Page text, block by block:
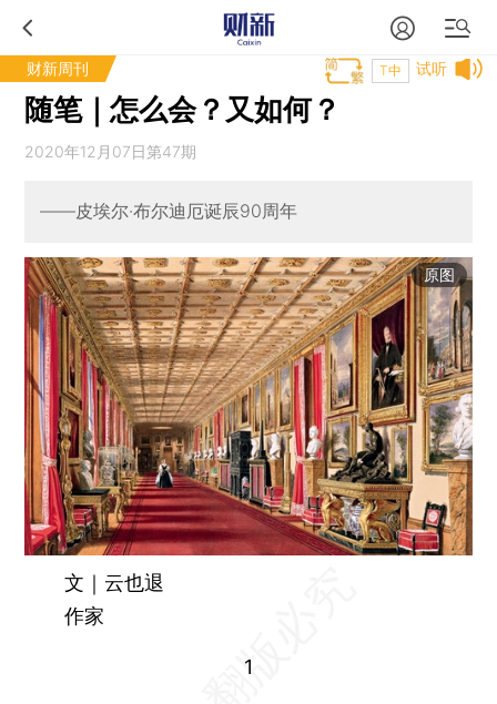
财新周刊 试听
T中
随笔｜怎么会？又如何？
2020年12月07日第47期
——皮埃尔·布尔迪厄诞辰90周年
原图
文｜云也退
作家
1